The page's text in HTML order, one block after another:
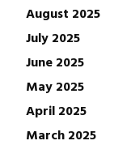
August 2025
July 2025
June 2025
May 2025
April 2025
March 2025